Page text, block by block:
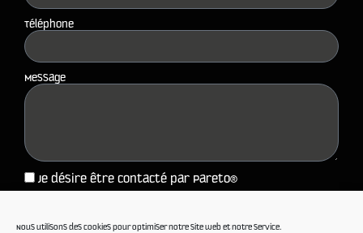
Nous utilisons des cookies pour optimiser notre site web et notre service.
Téléphone
Message
Je désire être contacté par Pareto®
confidentialitéde PARETO ®. Notamment, j’accepte que